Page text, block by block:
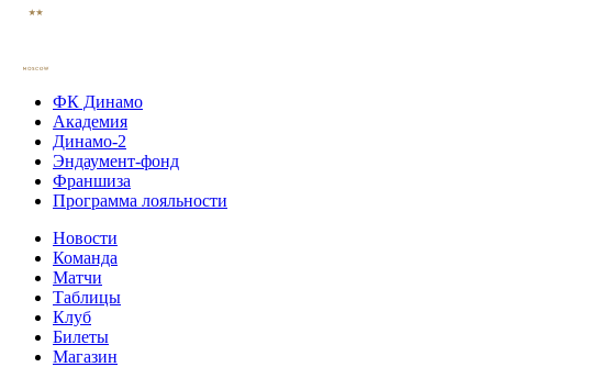
ФК Динамо
Академия
Динамо-2
Эндаумент-фонд
Франшиза
Программа лояльности
Новости
Команда
Матчи
Таблицы
Клуб
Билеты
Магазин